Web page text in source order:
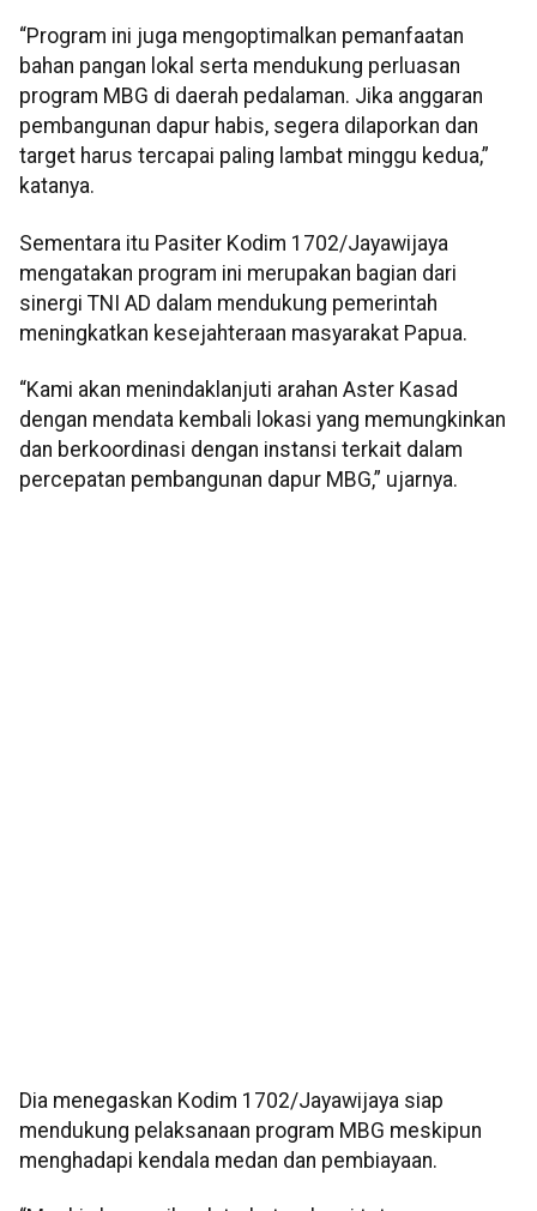
“Program ini juga mengoptimalkan pemanfaatan
bahan pangan lokal serta mendukung perluasan
program MBG di daerah pedalaman. Jika anggaran
pembangunan dapur habis, segera dilaporkan dan
target harus tercapai paling lambat minggu kedua,”
katanya.
Sementara itu Pasiter Kodim 1702/Jayawijaya
mengatakan program ini merupakan bagian dari
sinergi TNI AD dalam mendukung pemerintah
meningkatkan kesejahteraan masyarakat Papua.
“Kami akan menindaklanjuti arahan Aster Kasad
dengan mendata kembali lokasi yang memungkinkan
dan berkoordinasi dengan instansi terkait dalam
percepatan pembangunan dapur MBG,” ujarnya.
Dia menegaskan Kodim 1702/Jayawijaya siap
mendukung pelaksanaan program MBG meskipun
menghadapi kendala medan dan pembiayaan.